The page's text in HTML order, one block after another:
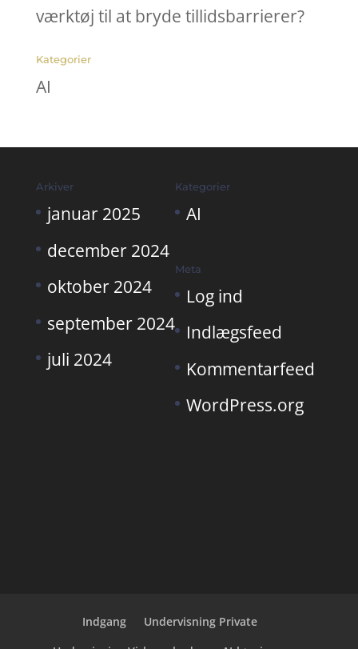
værktøj til at bryde tillidsbarrierer?
Kategorier
AI
Arkiver
januar 2025
december 2024
oktober 2024
september 2024
juli 2024
Kategorier
AI
Meta
Log ind
Indlægsfeed
Kommentarfeed
WordPress.org
Indgang
Undervisning Private